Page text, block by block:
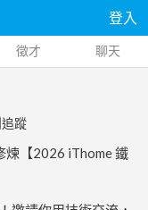
登入
徵才 聊天
蹤
煉【2026 iThome 鐵